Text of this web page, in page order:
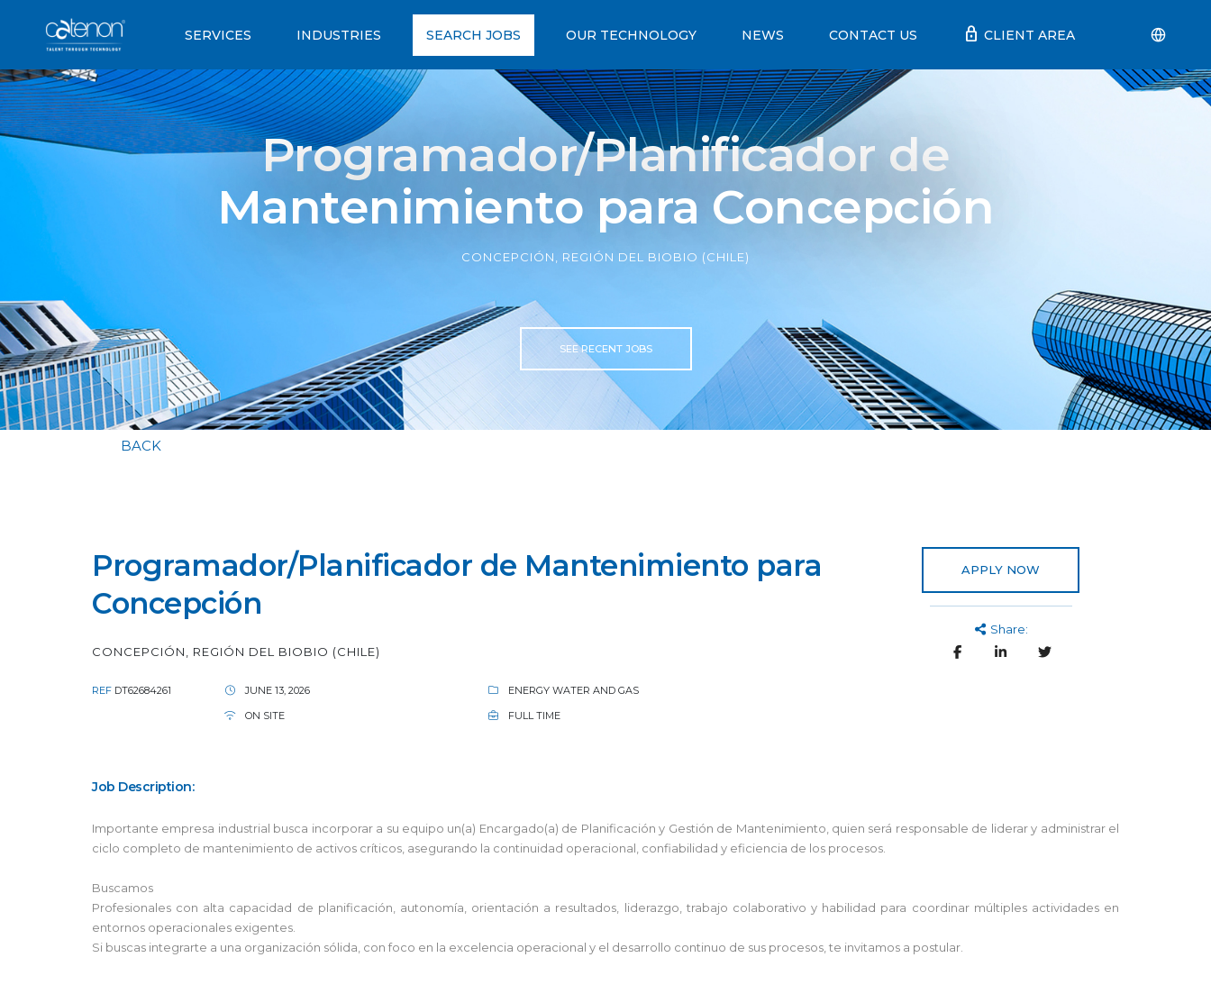
SERVICES INDUSTRIES SEARCH JOBS OUR TECHNOLOGY NEWS CONTACT US lock CLIENT AREA
Programador/Planificador de
Mantenimiento para Concepción
CONCEPCIÓN, REGIÓN DEL BIOBIO (CHILE)
SEE RECENT JOBS
BACK
Programador/Planificador de Mantenimiento para
Concepción
CONCEPCIÓN, REGIÓN DEL BIOBIO (CHILE)
REF DT62684261 JUNE 13, 2026
ENERGY WATER AND GAS
ON SITE
FULL TIME
APPLY NOW
Share:
Job Description:
Importante empresa industrial busca incorporar a su equipo un(a) Encargado(a) de Planificación y Gestión de Mantenimiento, quien será responsable de liderar y administrar el
ciclo completo de mantenimiento de activos críticos, asegurando la continuidad operacional, confiabilidad y eficiencia de los procesos.
Buscamos
Profesionales con alta capacidad de planificación, autonomía, orientación a resultados, liderazgo, trabajo colaborativo y habilidad para coordinar múltiples actividades en
entornos operacionales exigentes.
Si buscas integrarte a una organización sólida, con foco en la excelencia operacional y el desarrollo continuo de sus procesos, te invitamos a postular.